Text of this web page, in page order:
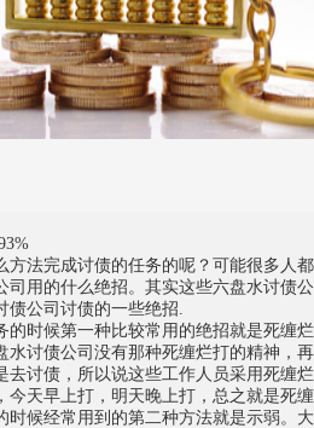
方法完成讨债的任务的呢？可能很多人
司用的什么绝招。其实这些六盘水讨债
债公司讨债的一些绝招.
的时候第一种比较常用的绝招就是死缠
水讨债公司没有那种死缠烂打的精神
去讨债，所以说这些工作人员采用死缠
今天早上打，明天晚上打，总之就是死
时候经常用到的第二种方法就是示弱。